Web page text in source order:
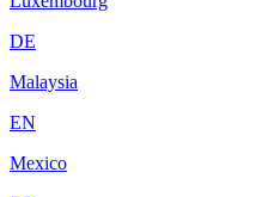
DE
Malaysia
EN
Mexico